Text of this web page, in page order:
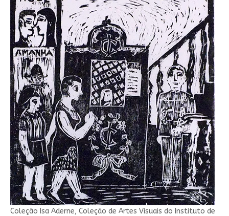
Coleção Isa Aderne, Coleção de Artes Visuais do Instituto de